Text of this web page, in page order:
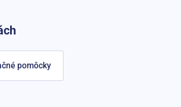
pomôcky